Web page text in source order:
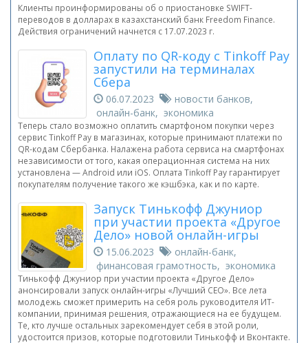
Клиенты проинформированы об о приостановке SWIFT-
переводов в долларах в казахстанский банк Freedom Finance.
Действия ограничений начнется с 17.07.2023 г.
Оплату по QR-коду с Tinkoff Pay
запустили на терминалах
Сбера
06.07.2023
новости банков,
онлайн-банк, экономика
Теперь стало возможно оплатить смартфоном покупки через
сервис Tinkoff Pay в магазинах, которые принимают платежи по
QR-кодам Сбербанка. Налажена работа сервиса на смартфонах
независимости от того, какая операционная система на них
установлена — Android или iOS. Оплата Tinkoff Pay гарантирует
покупателям получение такого же кэшбэка, как и по карте.
Запуск Тинькофф Джуниор
при участии проекта «Другое
Дело» новой онлайн-игры
15.06.2023
онлайн-банк,
финансовая грамотность, экономика
Тинькофф Джуниор при участии проекта «Другое Дело»
анонсировали запуск онлайн-игры «Лучший CEO». Все лета
молодежь сможет примерить на себя роль руководителя ИТ-
компании, принимая решения, отражающиеся на ее будущем.
Те, кто лучше остальных зарекомендует себя в этой роли,
удостоится призов, которые подготовили Тинькофф и Вконтакте.